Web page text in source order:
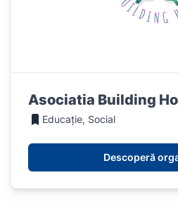
Asociatia Building
Educație, Social
Descoperă